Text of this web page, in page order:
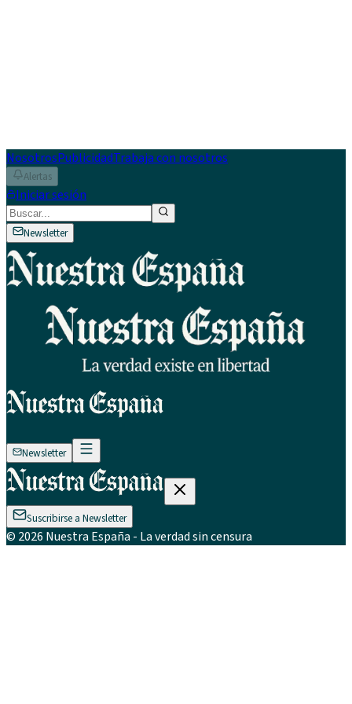
NosotrosPublicidadTrabaja con nosotros
Alertas
Iniciar sesión
Newsletter
Newsletter
Suscribirse a Newsletter
© 2026 Nuestra España - La verdad sin censura